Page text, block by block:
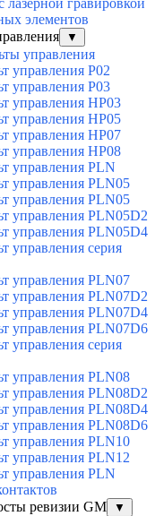
гравировкой
элементов
▼
управления
управления P02
управления P03
управления HP03
управления HP05
управления HP07
управления HP08
управления PLN
управления PLN05
управления PLN05
управления PLN05D2
управления PLN05D4
управления серия
управления PLN07
управления PLN07D2
управления PLN07D4
управления PLN07D6
управления серия
управления PLN08
управления PLN08D2
управления PLN08D4
управления PLN08D6
управления PLN10
управления PLN12
управления PLN
ревизии GM
▼